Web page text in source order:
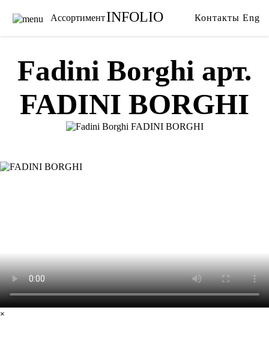
Каталог
Бренды
Услуги
О нас
Сотрудничество
Ассортимент
Обои
Карнизы
Ковры
Тримминги
Постельное белье
Пледы
INFOLIO Контакты Eng
Fadini Borghi арт.
FADINI BORGHI
×